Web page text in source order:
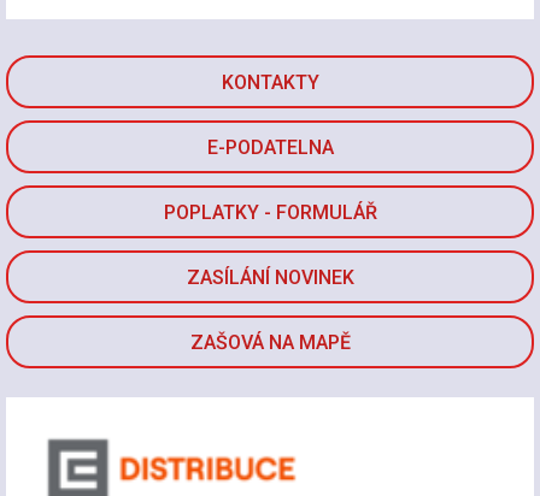
KONTAKTY
E-PODATELNA
POPLATKY - FORMULÁŘ
ZASÍLÁNÍ NOVINEK
ZAŠOVÁ NA MAPĚ